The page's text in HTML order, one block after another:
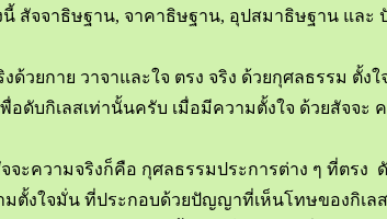
สัจจาธิษฐาน, จาคาธิษฐาน, อุปสมาธิษฐาน แ
ยกาย วาจาและใจ ตรง จริง ด้วยกุศลธรรม ตั้ง
ดับกิเลสเท่านั้นครับ เมื่อมีความตั้งใจ ด้วยสัจจ
ความจริงก็คือ กุศลธรรมประการต่าง ๆ ที่ตรง
ตั้งใจมั่น ที่ประกอบด้วยปัญญาที่เห็นโทษของกิเ